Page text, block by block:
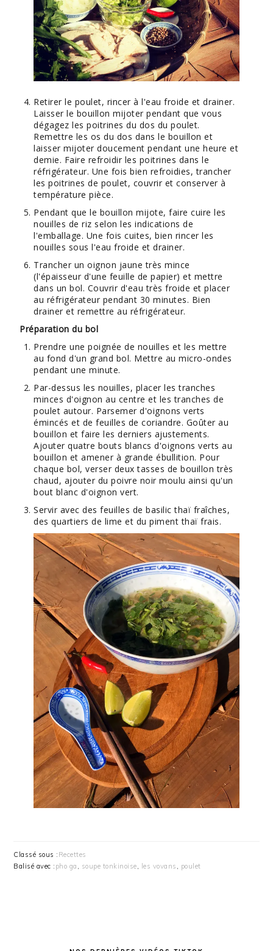
Retirer le poulet, rincer à l'eau froide et drainer.
Laisser le bouillon mijoter pendant que vous
dégagez les poitrines du dos du poulet.
Remettre les os du dos dans le bouillon et
laisser mijoter doucement pendant une heure et
demie. Faire refroidir les poitrines dans le
réfrigérateur. Une fois bien refroidies, trancher
les poitrines de poulet, couvrir et conserver à
température pièce.
Pendant que le bouillon mijote, faire cuire les
nouilles de riz selon les indications de
l'emballage. Une fois cuites, bien rincer les
nouilles sous l'eau froide et drainer.
Trancher un oignon jaune très mince
(l'épaisseur d'une feuille de papier) et mettre
dans un bol. Couvrir d'eau très froide et placer
au réfrigérateur pendant 30 minutes. Bien
drainer et remettre au réfrigérateur.
Préparation du bol
Prendre une poignée de nouilles et les mettre
au fond d'un grand bol. Mettre au micro-ondes
pendant une minute.
Par-dessus les nouilles, placer les tranches
minces d'oignon au centre et les tranches de
poulet autour. Parsemer d'oignons verts
émincés et de feuilles de coriandre. Goûter au
bouillon et faire les derniers ajustements.
Ajouter quatre bouts blancs d'oignons verts au
bouillon et amener à grande ébullition. Pour
chaque bol, verser deux tasses de bouillon très
chaud, ajouter du poivre noir moulu ainsi qu'un
bout blanc d'oignon vert.
Servir avec des feuilles de basilic thaï fraîches,
des quartiers de lime et du piment thaï frais.
Classé sous : Recettes
Balisé avec : pho ga soupe tonkinoise les vovans poulet